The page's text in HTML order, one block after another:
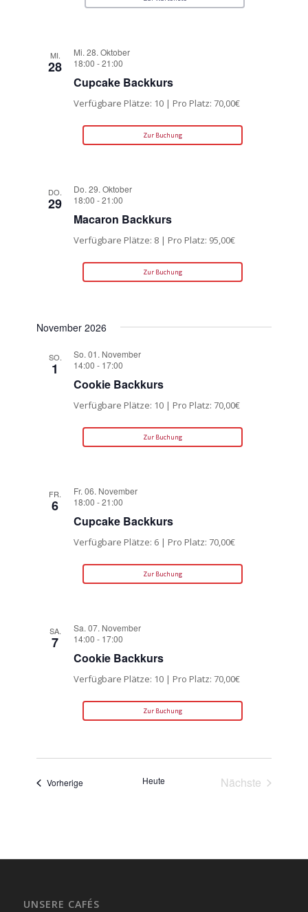
MI.
28
Mi. 28. Oktober
18:00 -21:00
Cupcake Backkurs
Verfügbare Plätze: 10 | Pro Platz: 70,00€
Zur Buchung
DO.
29
Do. 29. Oktober
18:00 -21:00
Macaron Backkurs
Verfügbare Plätze: 8 | Pro Platz: 95,00€
Zur Buchung
November 2026
SO.
1
So. 01. November
14:00 - 17:00
Cookie Backkurs
Verfügbare Plätze: 10 | Pro Platz: 70,00€
Zur Buchung
FR.
6
Fr. 06. November
18:00 -21:00
Cupcake Backkurs
Verfügbare Plätze: 6 | Pro Platz: 70,00€
Zur Buchung
SA.
7
Sa. 07. November
14:00 - 17:00
Cookie Backkurs
Verfügbare Plätze: 10 | Pro Platz: 70,00€
Zur Buchung
Vorherige VeranstaltungenHeute
Nächste
UNSERE CAFÉS